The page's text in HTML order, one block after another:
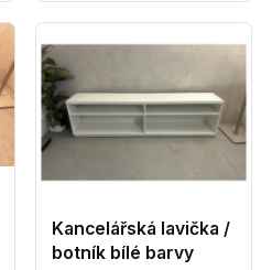
Kancelářská lavička /
botník bílé barvy